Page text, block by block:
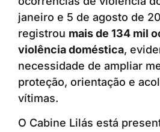
janeiro e 5 de agosto de
registrou mais de 134 mil
violência doméstica,
necessidade de ampliar
proteção, orientação e
vítimas.
O Cabine Lilás está